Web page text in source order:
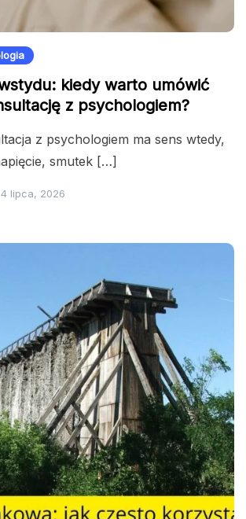
kiedy warto umówić
z psychologiem?
z psychologiem ma sens wtedy,
smutek […]
4 lipca, 2026